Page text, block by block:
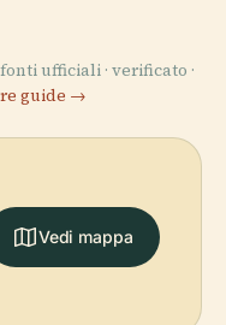
ufficiali · verificato ·
guide →
Vedi mappa